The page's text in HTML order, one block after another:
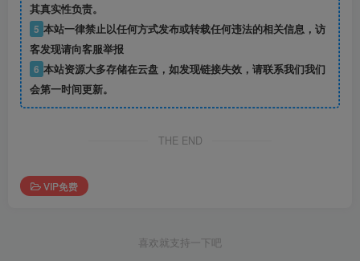
其真实性负责。
5 本站一律禁止以任何方式发布或转载任何违法的相关信息，访
客发现请向客服举报
6 本站资源大多存储在云盘，如发现链接失效，请联系我们我们
会第一时间更新。
THE END
VIP免费
喜欢就支持一下吧